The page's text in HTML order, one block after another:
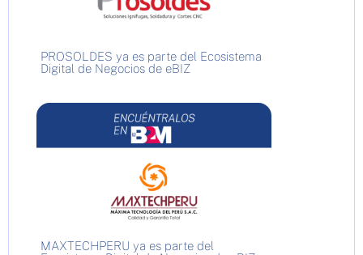
PROSOLDES ya es parte del Ecosistema
Digital de Negocios de eBIZ
MAXTECHPERU ya es parte del